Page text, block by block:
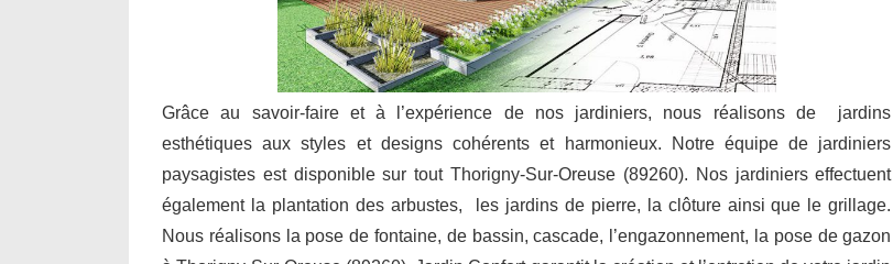
Grâce au savoir-faire et à l’expérience de nos jardiniers, nous réalisons de jardins
esthétiques aux styles et designs cohérents et harmonieux. Notre équipe de jardiniers
paysagistes est disponible sur tout Thorigny-Sur-Oreuse (89260). Nos jardiniers effectuent
également la plantation des arbustes, les jardins de pierre, la clôture ainsi que le grillage.
Nous réalisons la pose de fontaine, de bassin, cascade, l’engazonnement, la pose de gazon